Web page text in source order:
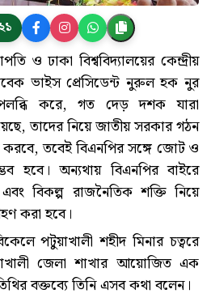
ও ঢাকা বিশ্ববিদ্যালয়ের কেন্দ্রীয়
ভাইস প্রেসিডেন্ট নুরুল হক নুর
করে, গত দেড় দশক যারা
তাদের নিয়ে জাতীয় সরকার গঠন
তবেই বিএনপির সঙ্গে জোট ও
হবে। অন্যথায় বিএনপির বাইরে
বিকল্প রাজনৈতিক শক্তি নিয়ে
করা হবে।
পটুয়াখালী শহীদ মিনার চত্বরে
জেলা শাখার আয়োজিত এক
বক্তব্যে তিনি এসব কথা বলেন।